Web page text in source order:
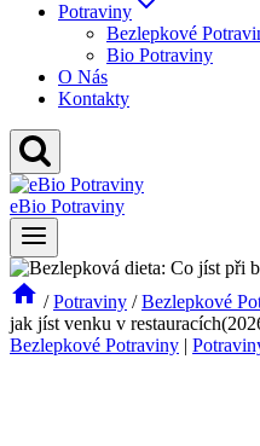
Potraviny
Bezlepkové
Bio Potraviny
O Nás
Kontakty
eBio Potraviny
/ Potraviny / Bezlepkové
jak jíst venku v
Bezlepkové Potraviny |